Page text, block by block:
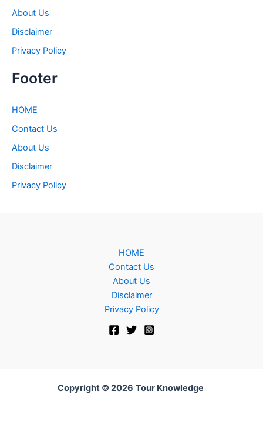
About Us
Disclaimer
Privacy Policy
Footer
HOME
Contact Us
About Us
Disclaimer
Privacy Policy
HOME
Contact Us
About Us
Disclaimer
Privacy Policy
Copyright © 2026 Tour Knowledge